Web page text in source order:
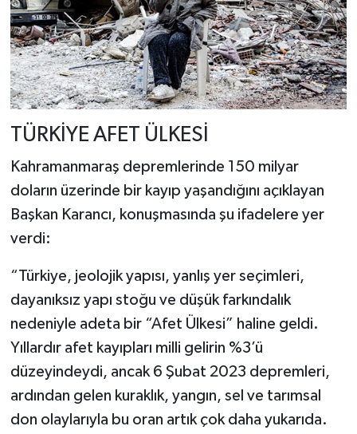
TÜRKİYE AFET ÜLKESİ
Kahramanmaraş depremlerinde 150 milyar
doların üzerinde bir kayıp yaşandığını açıklayan
Başkan Karancı, konuşmasında şu ifadelere yer
verdi:
“Türkiye, jeolojik yapısı, yanlış yer seçimleri,
dayanıksız yapı stoğu ve düşük farkındalık
nedeniyle adeta bir “Afet Ülkesi” haline geldi.
Yıllardır afet kayıpları milli gelirin %3’ü
düzeyindeydi, ancak 6 Şubat 2023 depremleri,
ardından gelen kuraklık, yangın, sel ve tarımsal
don olaylarıyla bu oran artık çok daha yukarıda.